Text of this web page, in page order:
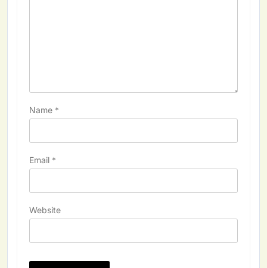
Name *
Email *
Website